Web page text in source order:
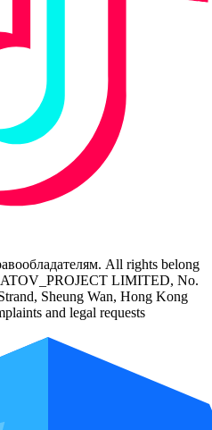
All rights belong
LIMITED, No.
Sheung Wan, Hong Kong
and legal requests